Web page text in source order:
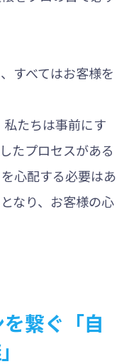
すべてはお客様を
たちは事前にす
たプロセスがある
心配する必要はあ
なり、お客様の心
繋ぐ「自